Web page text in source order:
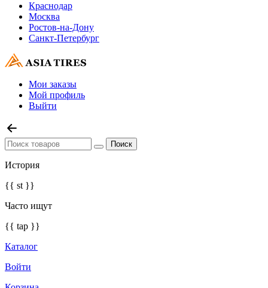
Краснодар
Москва
Ростов-на-Дону
Санкт-Петербург
Мои заказы
Мой профиль
Выйти
История
{{ st }}
Часто ищут
{{ tap }}
Каталог
Войти